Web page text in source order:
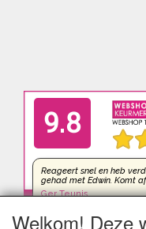
Welkom! Deze